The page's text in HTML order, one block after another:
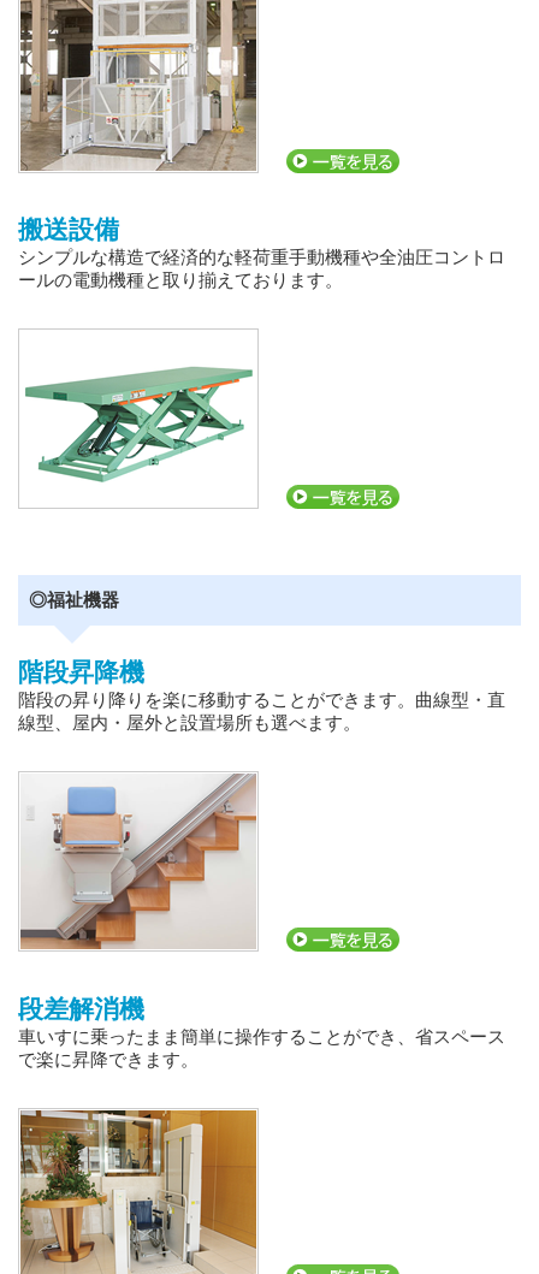
搬送設備
シンプルな構造で経済的な軽荷重手動機種や全油圧コントロ
ールの電動機種と取り揃えております。
◎福祉機器
階段昇降機
階段の昇り降りを楽に移動することができます。曲線型・直
線型、屋内・屋外と設置場所も選べます。
段差解消機
車いすに乗ったまま簡単に操作することができ、省スペース
で楽に昇降できます。